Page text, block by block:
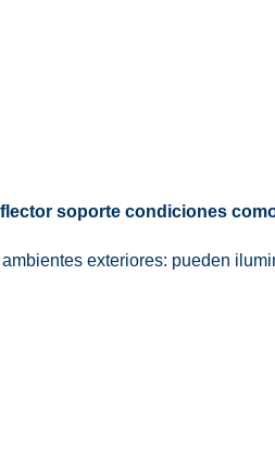
soporte condiciones
exteriores: pueden